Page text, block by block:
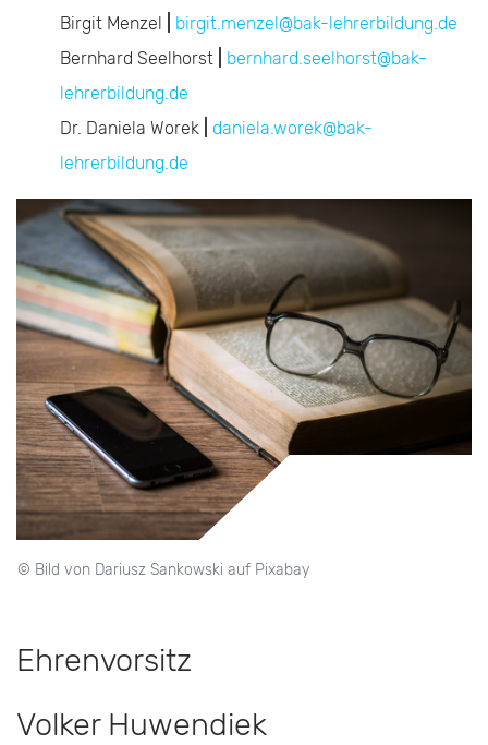
Birgit Menzel
birgit.menzel@bak-lehrerbildung.de
Bernhard Seelhorst
bernhard.seelhorst@bak-
lehrerbildung.de
Dr. Daniela Worek
daniela.worek@bak-
lehrerbildung.de
© Bild von Dariusz Sankowski auf Pixabay
Ehrenvorsitz
Volker Huwendiek